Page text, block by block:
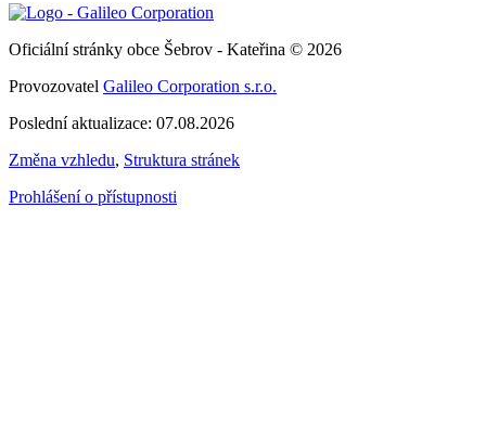
Oficiální stránky obce Šebrov - Kateřina © 2026
Provozovatel Galileo Corporation s.r.o.
Poslední aktualizace: 07.08.2026
Změna vzhledu, Struktura stránek
Prohlášení o přístupnosti